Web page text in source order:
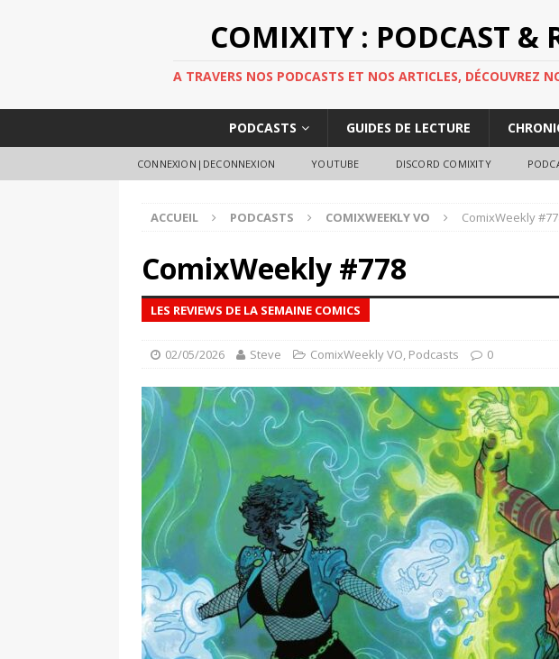
COMIXITY : PODCAST &
A TRAVERS NOS PODCASTS ET NOS ARTICLES, DÉCOUVREZ
PODCASTS GUIDES DE LECTURE
CONNEXION|DECONNEXION YOUTUBE DISCORD COMIXITY
ACCUEIL PODCASTS COMIXWEEKLY VO ComixWeekly
ComixWeekly #778
LES REVIEWS DE LA SEMAINE COMICS
02/05/2026 Steve ComixWeekly VO, Podcasts 0